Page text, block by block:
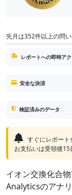
先月は352件以上の問
レポートへの即時ア
安全な決済
検証済みのデータ
すぐにレポート
お支払いは受領後15
イオン交換化合
Analyticsのアナ